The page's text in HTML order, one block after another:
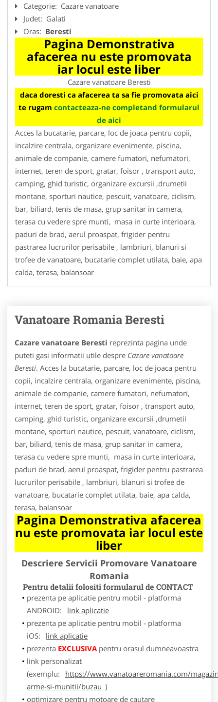
Categorie: Cazare vanatoare
Judet: Galati
Oras: Beresti
Pagina Demonstrativa
afacerea nu este promovata
iar locul este liber
Cazare vanatoare Beresti
daca doresti ca afacerea ta sa fie promovata aici
te rugam contacteaza-ne completand formularul
de aici
Acces la bucatarie, parcare, loc de joaca pentru copii,
incalzire centrala, organizare evenimente, piscina,
animale de companie, camere fumatori, nefumatori,
internet, teren de sport, gratar, foisor , transport auto,
camping, ghid turistic, organizare excursii ,drumetii
montane, sporturi nautice, pescuit, vanatoare, ciclism,
bar, biliard, tenis de masa, grup sanitar in camera,
terasa cu vedere spre munti, masa in curte interioara,
paduri de brad, aerul proaspat, frigider pentru
pastrarea lucrurilor perisabile , lambriuri, blanuri si
trofee de vanatoare, bucatarie complet utilata, baie, apa
calda, terasa, balansoar
Vanatoare Romania Beresti
Cazare vanatoare Beresti reprezinta pagina unde
puteti gasi informatii utile despre Cazare vanatoare
Beresti. Acces la bucatarie, parcare, loc de joaca pentru
copii, incalzire centrala, organizare evenimente, piscina,
animale de companie, camere fumatori, nefumatori,
internet, teren de sport, gratar, foisor , transport auto,
camping, ghid turistic, organizare excursii ,drumetii
montane, sporturi nautice, pescuit, vanatoare, ciclism,
bar, biliard, tenis de masa, grup sanitar in camera,
terasa cu vedere spre munti, masa in curte interioara,
paduri de brad, aerul proaspat, frigider pentru pastrarea
lucrurilor perisabile , lambriuri, blanuri si trofee de
vanatoare, bucatarie complet utilata, baie, apa calda,
terasa, balansoar
Pagina Demonstrativa afacerea
nu este promovata iar locul este
liber
Descriere Servicii Promovare Vanatoare
Romania
Pentru detalii folositi formularul de CONTACT
prezenta pe aplicatie pentru mobil - platforma
ANDROID:
link aplicatie
prezenta pe aplicatie pentru mobil - platforma
iOS:
link aplicatie
prezenta EXCLUSIVApentru orasul dumneavoastra
link personalizat
(exemplu:
https://www.vanatoareromania.com/
arme-si-munitii/buzau )
optimizare pentru motoare de cautare